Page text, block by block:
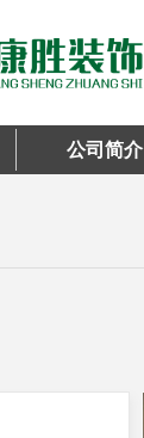
公司简介